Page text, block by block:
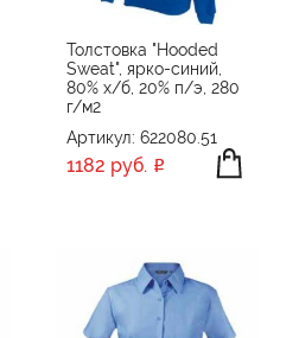
Толстовка "Hooded
Sweat", ярко-синий,
80% х/б, 20% п/э, 280
г/м2
Артикул: 622080.51
1182 руб.